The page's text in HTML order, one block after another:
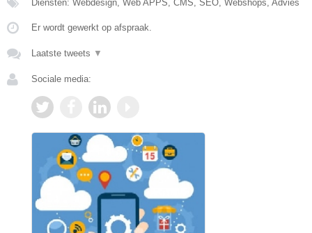
Diensten: Webdesign, Web APPS, CMS, SEO, Webshops, Advies
Er wordt gewerkt op afspraak.
Laatste tweets ▼
Sociale media: